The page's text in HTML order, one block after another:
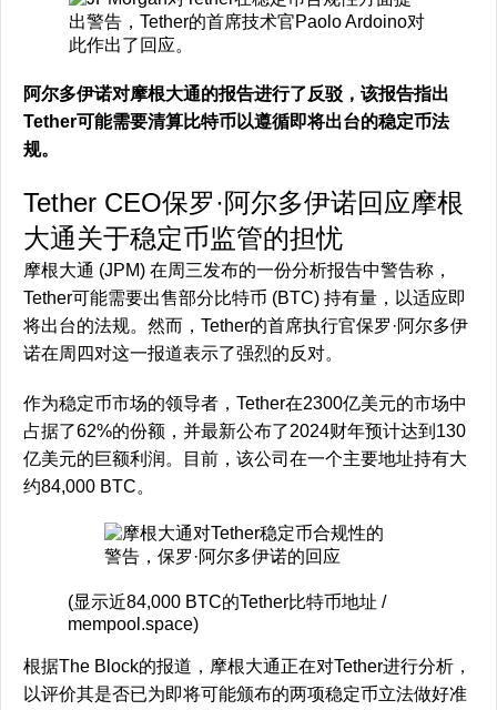
阿尔多伊诺对摩根大通的报告进行了反驳，该报告指出
Tether可能需要清算比特币以遵循即将出台的稳定币法
规。
Tether CEO保罗·阿尔多伊诺回应摩根
大通关于稳定币监管的担忧
摩根大通 (JPM) 在周三发布的一份分析报告中警告称，
Tether可能需要出售部分比特币 (BTC) 持有量，以适应即
将出台的法规。然而，Tether的首席执行官保罗·阿尔多伊
诺在周四对这一报道表示了强烈的反对。
作为稳定币市场的领导者，Tether在2300亿美元的市场中
占据了62%的份额，并最新公布了2024财年预计达到130
亿美元的巨额利润。目前，该公司在一个主要地址持有大
约84,000 BTC。
(显示近84,000 BTC的Tether比特币地址 /
mempool.space)
根据The Block的报道，摩根大通正在对Tether进行分析，
以评价其是否已为即将可能颁布的两项稳定币立法做好准